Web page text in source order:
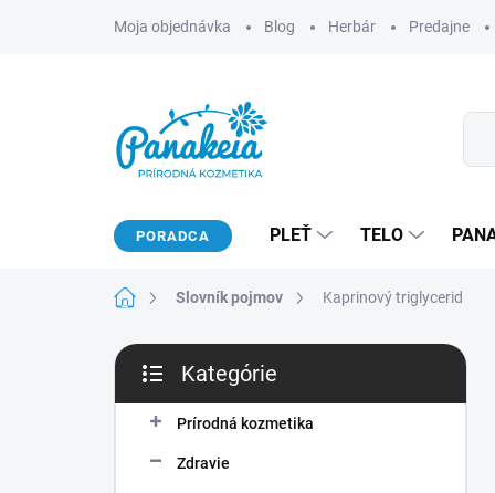
Moja objednávka Blog Herbár Predajne
PORADCA PLEŤ TELO
DomovSlovník pojmov Kaprinový triglycerid
B
č
kategórie
Kategórie
Prírodná kozmetika
Zdravie